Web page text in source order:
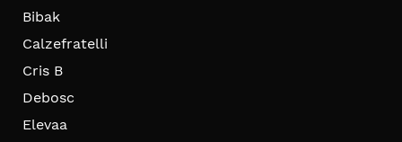
Bibak
Calzefratelli
Cris B
Debosc
Elevaa